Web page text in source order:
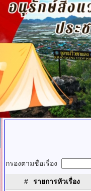
กรองตามชื่อเรื่อง
# รายการหัวเรื่อง